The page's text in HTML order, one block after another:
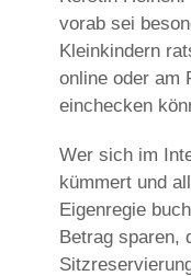
vorab sei
Kleinkindern
online oder am
einchecken
Wer sich im
kümmert und
Eigenregie
Betrag sparen,